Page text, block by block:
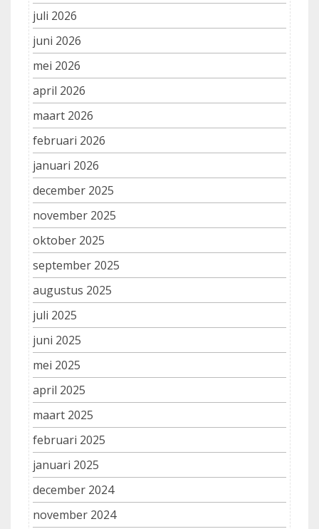
juli 2026
juni 2026
mei 2026
april 2026
maart 2026
februari 2026
januari 2026
december 2025
november 2025
oktober 2025
september 2025
augustus 2025
juli 2025
juni 2025
mei 2025
april 2025
maart 2025
februari 2025
januari 2025
december 2024
november 2024